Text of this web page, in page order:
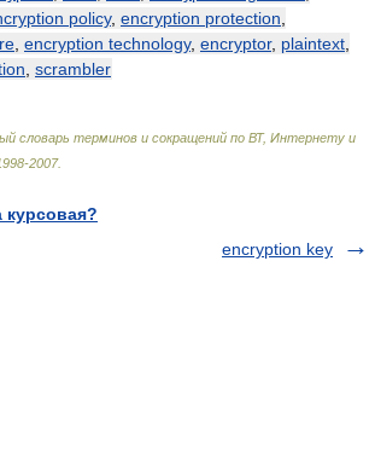
policy, encryption protection
encryption technology, encryptor, plaintext
scrambler
словарь терминов и сокращений по ВТ, Интернету и
2007.
курсовая?
encryption key